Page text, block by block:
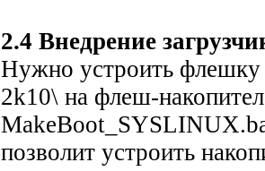
2.4 Внедрение
Нужно устроить флешку
2k10\ на флеш-
позволит устроить